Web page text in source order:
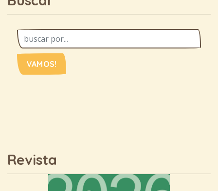
VAMOS!
Revista